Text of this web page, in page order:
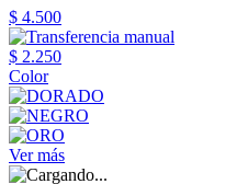
$ 4.500
$ 2.250
Color
Ver más